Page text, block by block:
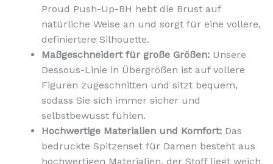
Proud Push-Up-BH hebt die Brust auf
natürliche Weise an und sorgt für eine vollere,
definiertere Silhouette.
Maßgeschneidert für große Größen: Unsere
Dessous-Linie in Übergrößen ist auf vollere
Figuren zugeschnitten und sitzt bequem,
sodass Sie sich immer sicher und
selbstbewusst fühlen.
Hochwertige Materialien und Komfort: Das
bedruckte Spitzenset für Damen besteht aus
hochwertigen Materialien, der Stoff liegt weich